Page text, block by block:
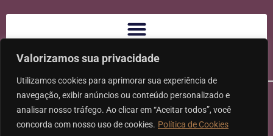
Valorizamos sua privacidade
Utilizamos cookies para aprimorar sua experiência de
navegação, exibir anúncios ou conteúdo personalizado e
analisar nosso tráfego. Ao clicar em “Aceitar todos”, você
concorda com nosso uso de cookies. Política de Cookies